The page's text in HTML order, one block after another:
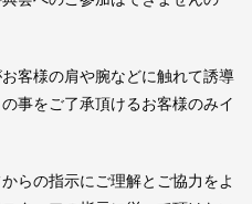
客様の肩や腕などに触れて誘導
事をご了承頂けるお客様のみイ
らの指示にご理解とご協力をよ